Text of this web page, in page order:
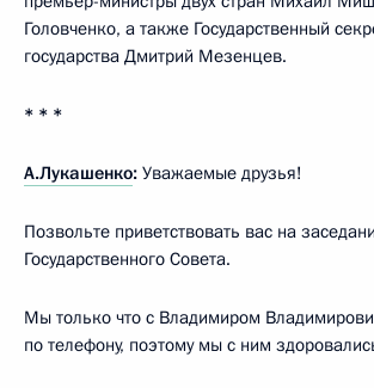
Головченко, а также Государственный
государства Дмитрий Мезенцев.
* * *
А.Лукашенко: Уважаемые друзья!
Позвольте приветствовать вас на
Государственного Совета.
Мы только что с Владимиром
по телефону, поэтому мы с ним